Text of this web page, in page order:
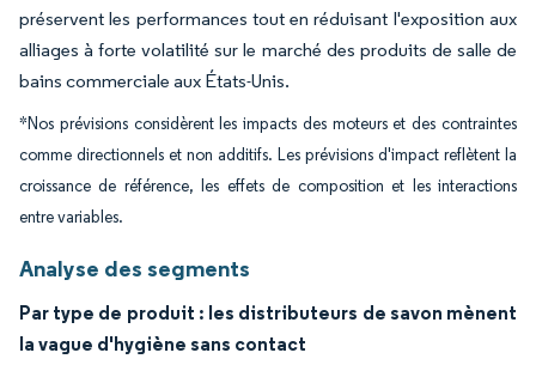
préservent les performances tout en réduisant l'exposition aux
alliages à forte volatilité sur le marché des produits de salle de
bains commerciale aux États-Unis.
*Nos prévisions considèrent les impacts des moteurs et des contraintes
comme directionnels et non additifs. Les prévisions d'impact reflètent la
croissance de référence, les effets de composition et les interactions
entre variables.
Analyse des segments
Par type de produit : les distributeurs de savon mènent
la vague d'hygiène sans contact